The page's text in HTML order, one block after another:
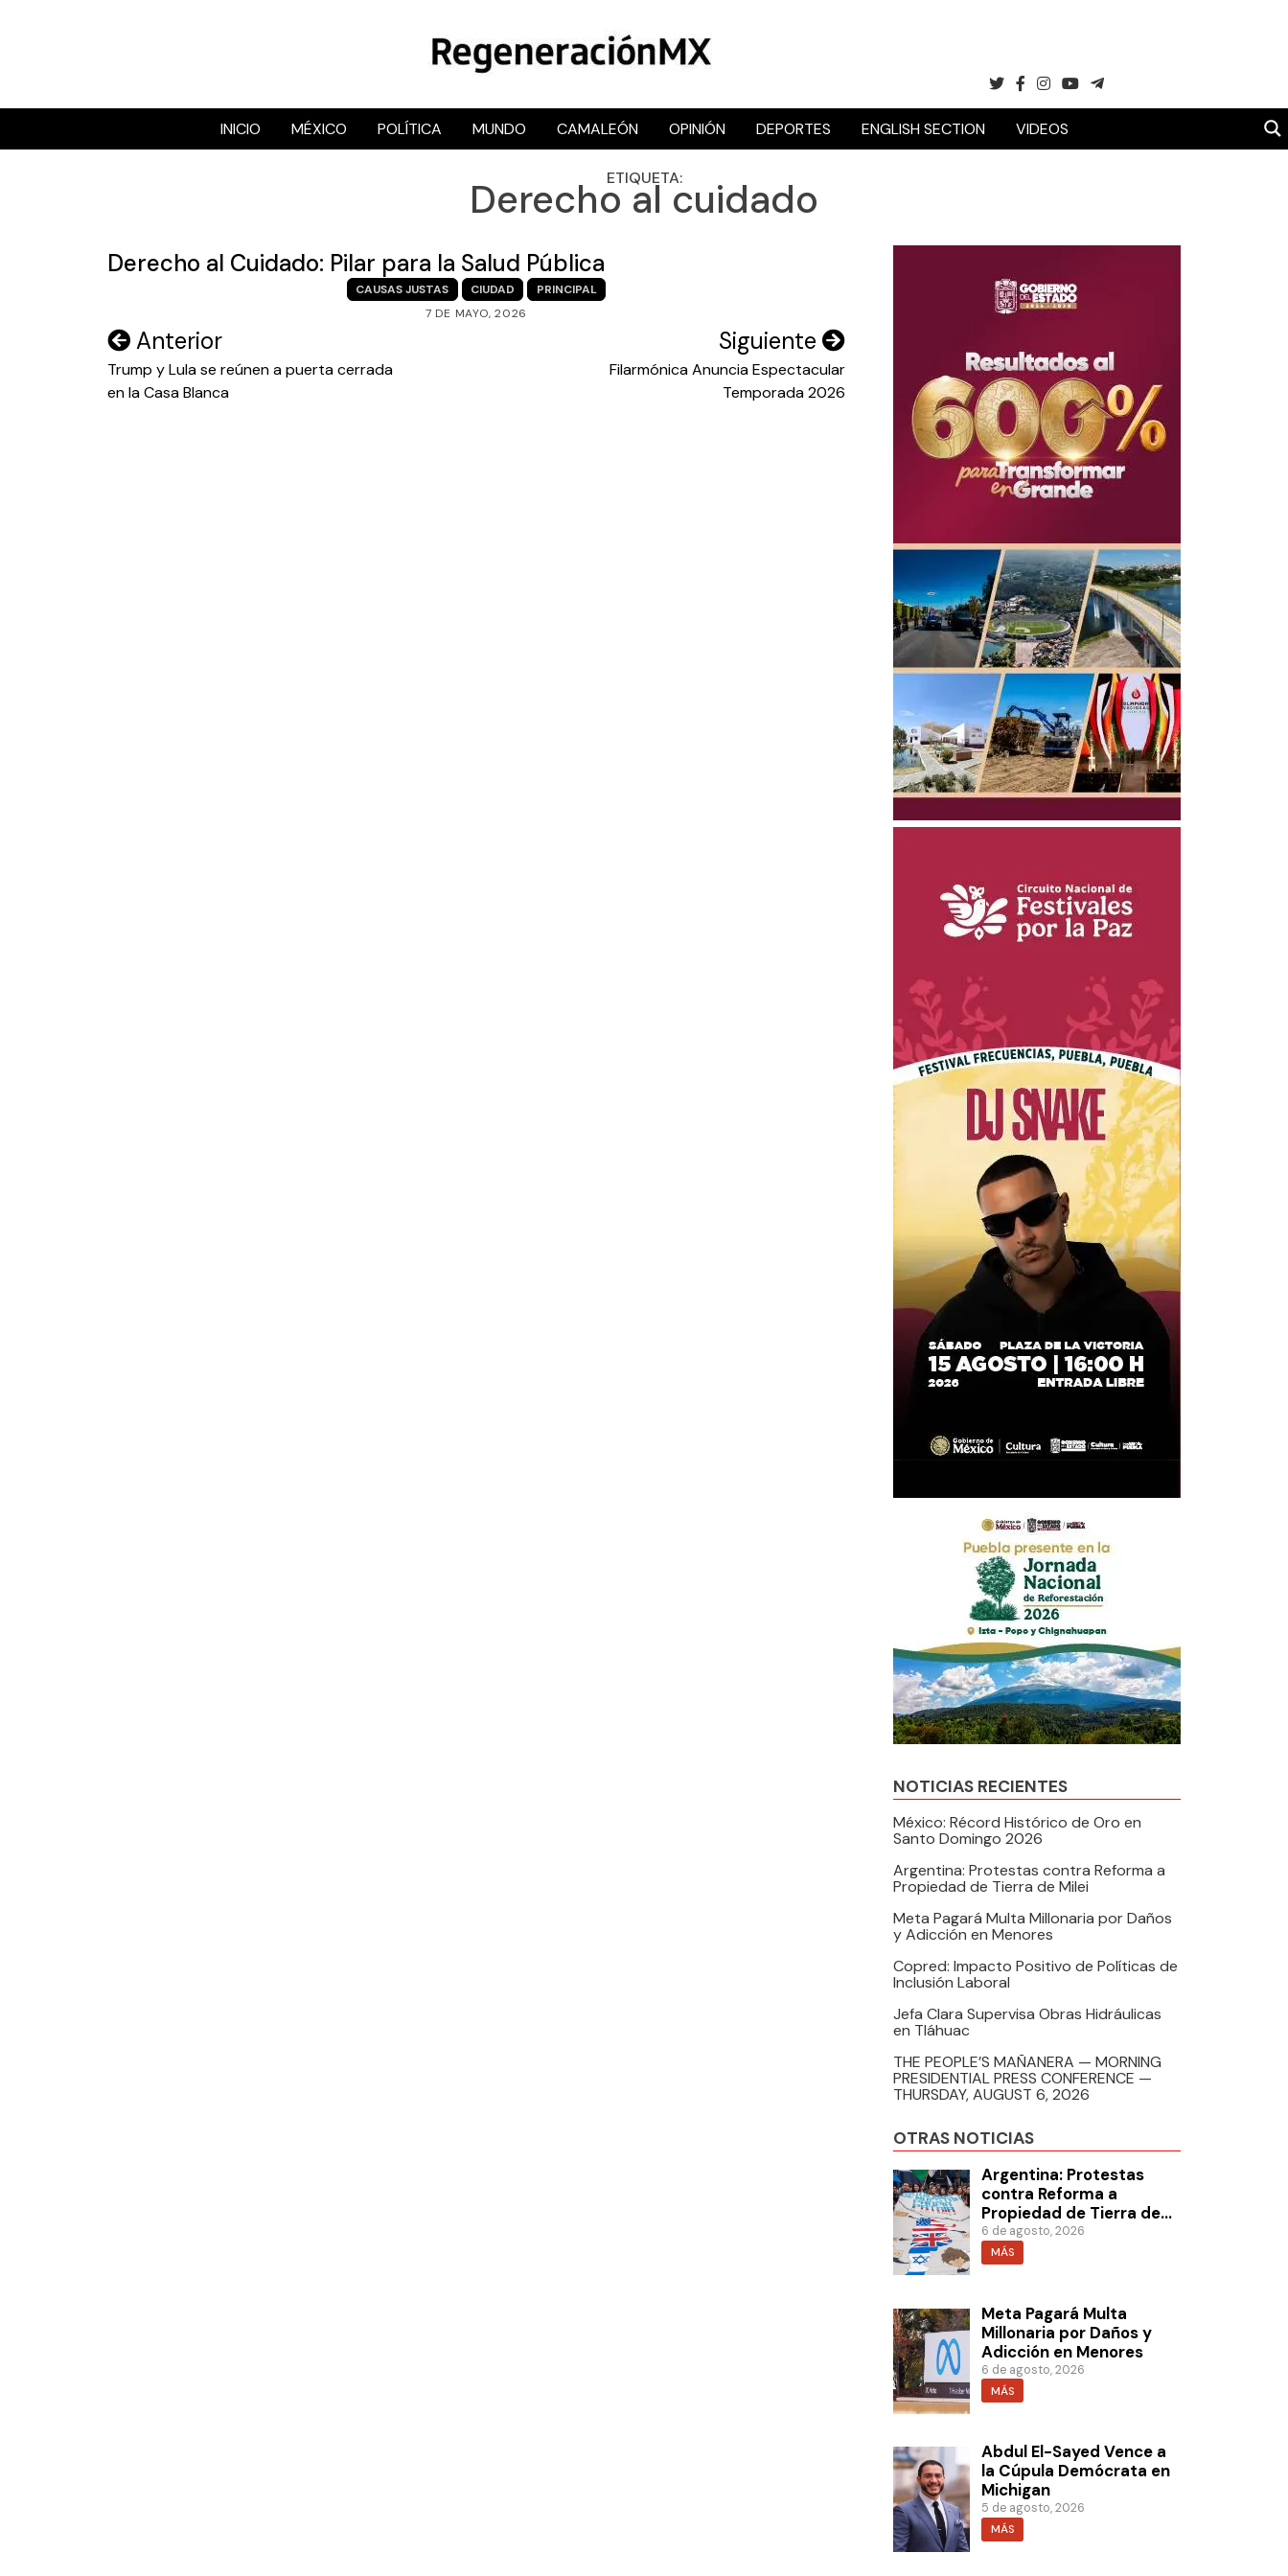
RegeneraciónMX
Sitio de noticias libre e independiente
INICIO MÉXICO POLÍTICA MUNDO CAMALEÓN OPINIÓN DEPORTES ENGLISH SECTION VIDEOS
ETIQUETA:
Derecho al cuidado
Derecho al Cuidado: Pilar para la Salud Pública
CAUSAS JUSTAS CIUDAD
PRINCIPAL
7 DE MAYO, 2026
Navegación
de
Anterior
Trump y Lula se reúnen a puerta cerrada
en la Casa Blanca
Siguiente
Filarmónica Anuncia Espectacular
Temporada 2026
NOTICIAS RECIENTES
México: Récord Histórico de Oro en
Santo Domingo 2026
Argentina: Protestas contra Reforma a
Propiedad de Tierra de Milei
Meta Pagará Multa Millonaria por Daños
y Adicción en Menores
Copred: Impacto Positivo de Políticas de
Inclusión Laboral
Jefa Clara Supervisa Obras Hidráulicas
en Tláhuac
THE PEOPLE’S MAÑANERA — MORNING
PRESIDENTIAL PRESS CONFERENCE —
THURSDAY, AUGUST 6, 2026
OTRAS NOTICIAS
Argentina: Protestas
contra Reforma a
Propiedad de Tierra de
Milei
6 de agosto, 2026
MÁS
Meta Pagará Multa
Millonaria por Daños y
Adicción en Menores
6 de agosto, 2026
MÁS
Abdul El-Sayed Vence a
la Cúpula Demócrata en
Michigan
5 de agosto, 2026
MÁS